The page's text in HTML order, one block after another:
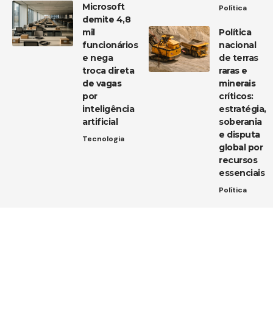
Microsoft
demite 4,8
mil
funcionários
e nega
troca direta
de vagas
por
inteligência
artificial
Tecnologia
Política
Política
nacional
de terras
raras e
minerais
críticos:
estratégia,
soberania
e disputa
global por
recursos
essenciais
Política